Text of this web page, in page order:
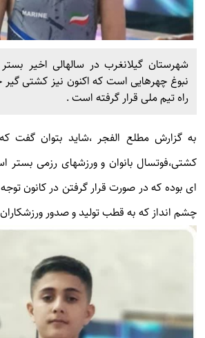
شهرستان گیلانغرب در سالهالی اخیر
نبوغ چهرهایی است که اکنون نیز کشتی گیر
راه تیم ملی قرار گرفته است .
به گزارشمطلع الفجر ،شاید بتوان گفت
کشتی،فوتسال بانوان و ورزشهای رزمی بستر
ای بوده که در صورت قرار گرفتن در کانون
چشم انداز که به قطب تولید و صدور